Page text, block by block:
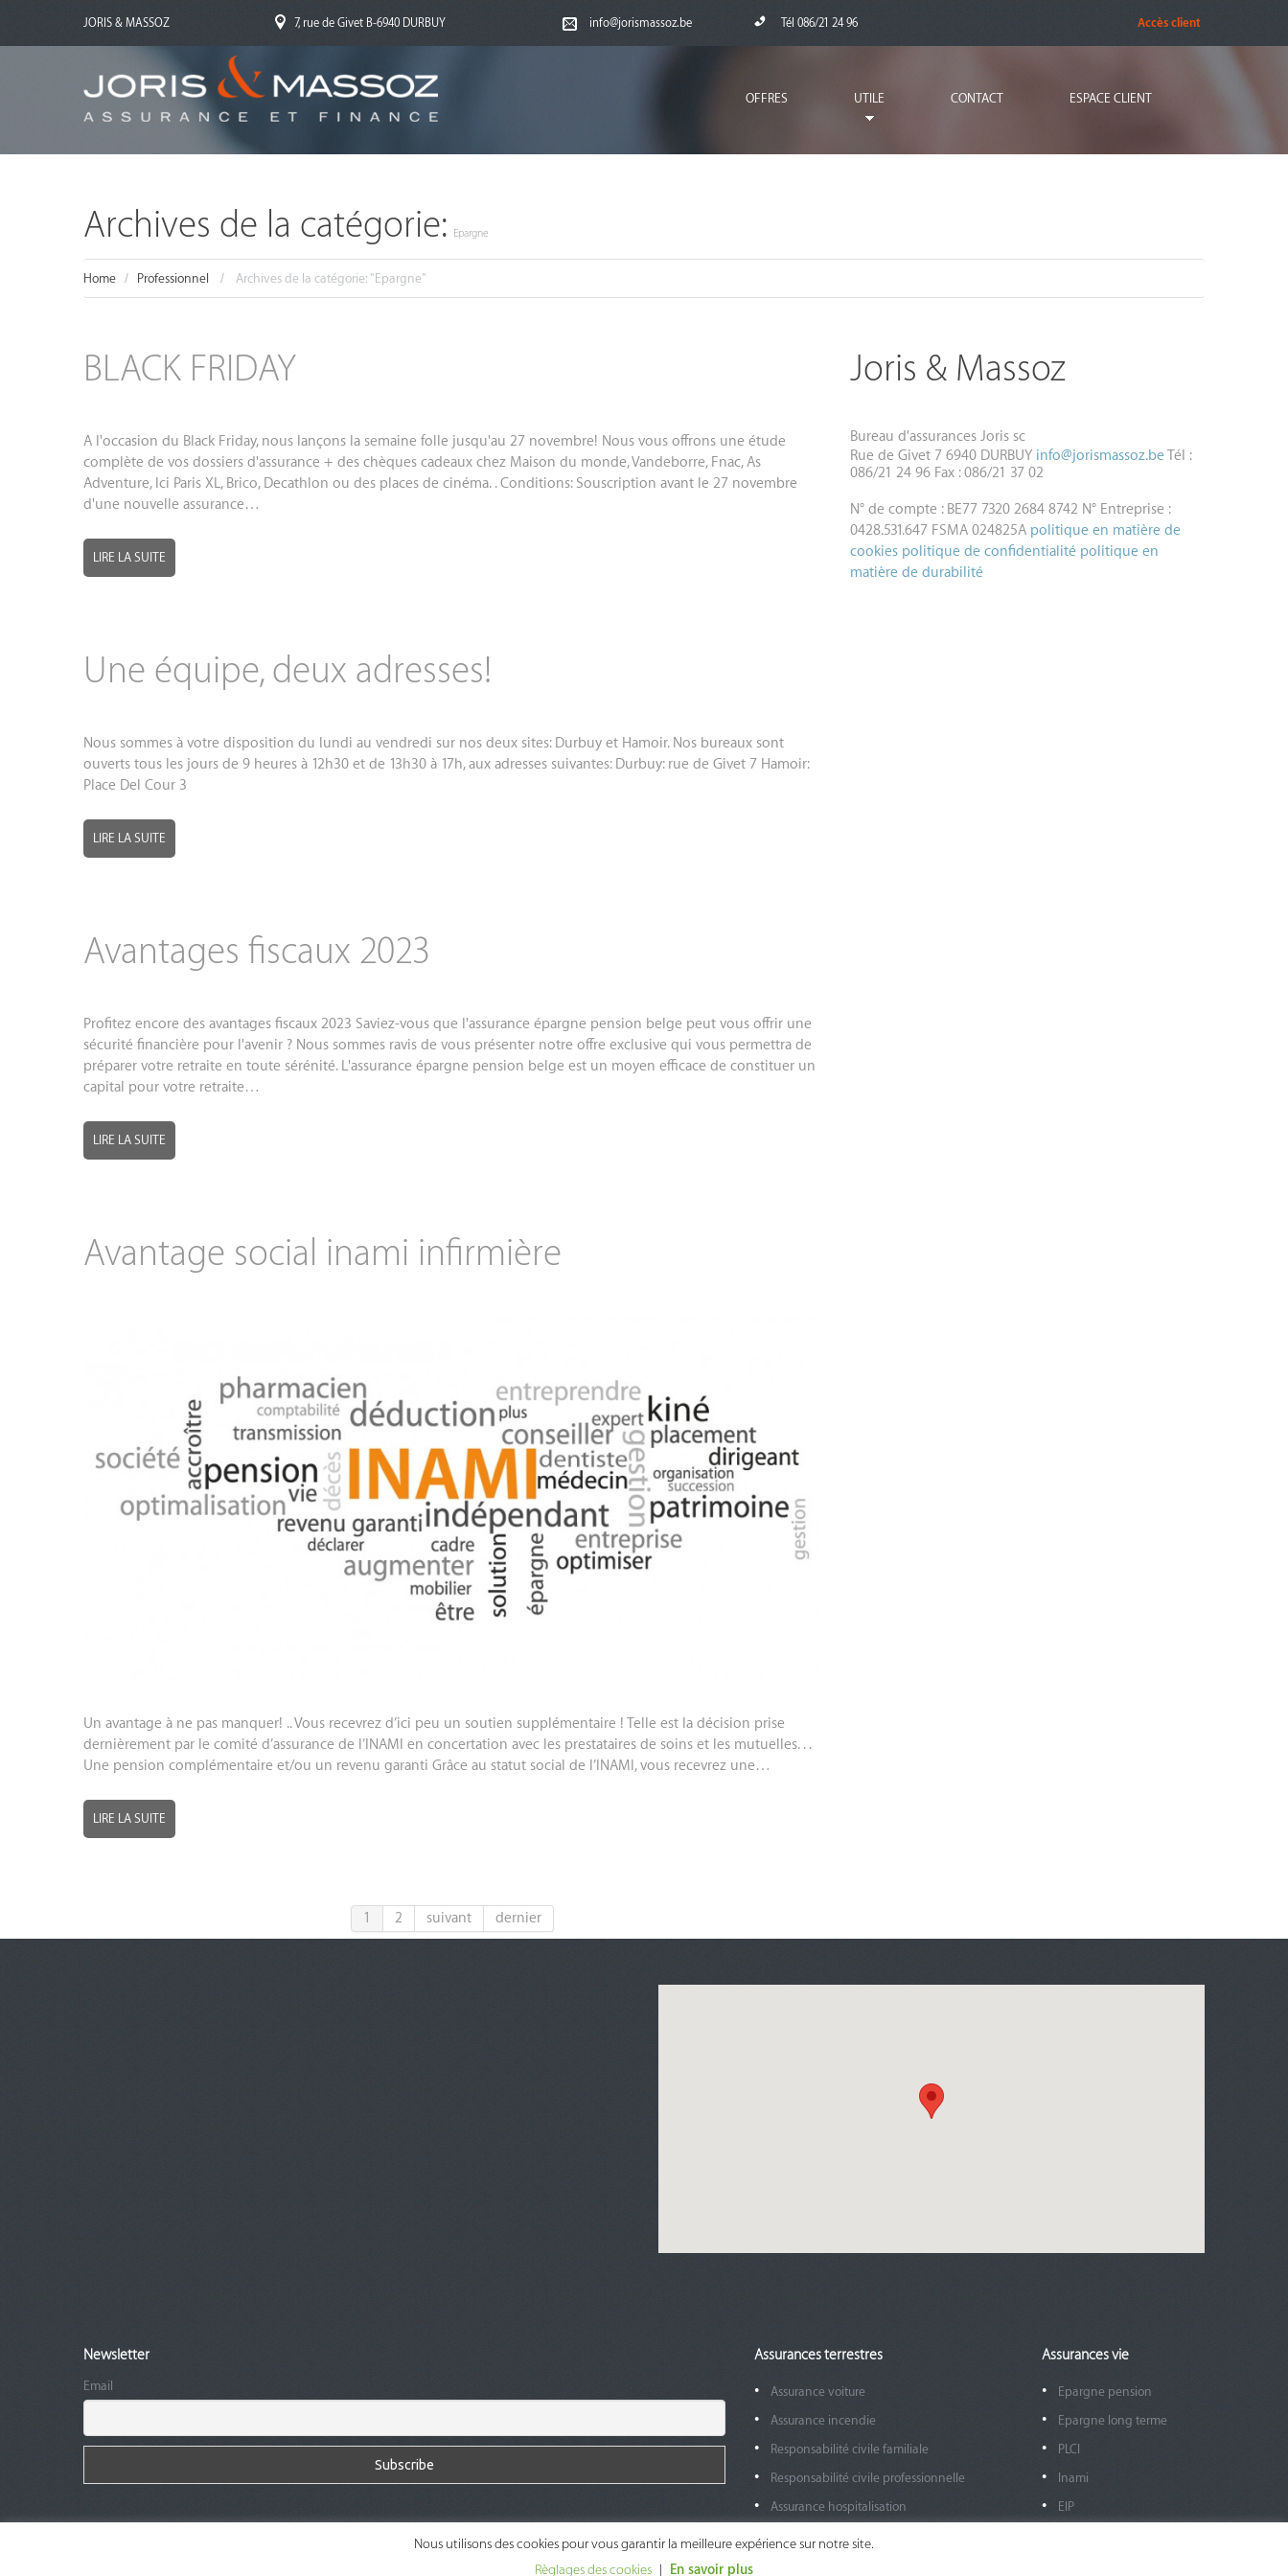
JORIS & MASSOZ 7, rue de Givet B-6940 DURBUY info@jorismassoz.be Tél 086/21 24 96 Accès client
OFFRES UTILE CONTACT ESPACE CLIENT
Archives de la catégorie: Epargne
Home Professionnel Archives de la catégorie: "Epargne"
BLACK FRIDAY
A l'occasion du Black Friday, nous lançons la semaine folle jusqu'au 27 novembre! Nous vous offrons une étude
complète de vos dossiers d'assurance + des chèques cadeaux chez Maison du monde, Vandeborre, Fnac, As
Adventure, Ici Paris XL, Brico, Decathlon ou des places de cinéma. . Conditions: Souscription avant le 27 novembre
d'une nouvelle assurance…
LIRE LA SUITE
Une équipe, deux adresses!
Nous sommes à votre disposition du lundi au vendredi sur nos deux sites: Durbuy et Hamoir. Nos bureaux sont
ouverts tous les jours de 9 heures à 12h30 et de 13h30 à 17h, aux adresses suivantes: Durbuy: rue de Givet 7 Hamoir:
Place Del Cour 3
LIRE LA SUITE
Avantages fiscaux 2023
Profitez encore des avantages fiscaux 2023 Saviez-vous que l'assurance épargne pension belge peut vous offrir une
sécurité financière pour l'avenir ? Nous sommes ravis de vous présenter notre offre exclusive qui vous permettra de
préparer votre retraite en toute sérénité. L'assurance épargne pension belge est un moyen efficace de constituer un
capital pour votre retraite…
LIRE LA SUITE
Avantage social inami infirmière
Un avantage à ne pas manquer! .. Vous recevrez d’ici peu un soutien supplémentaire ! Telle est la décision prise
dernièrement par le comité d’assurance de l’INAMI en concertation avec les prestataires de soins et les mutuelles. . .
Une pension complémentaire et/ou un revenu garanti Grâce au statut social de l’INAMI, vous recevrez une…
LIRE LA SUITE
1 2 suivant dernier
Joris & Massoz
Bureau d'assurances Joris sc
Rue de Givet 7 6940 DURBUY info@jorismassoz.beTél :
086/21 24 96 Fax : 086/21 37 02
N° de compte : BE77 7320 2684 8742 N° Entreprise :
0428.531.647 FSMA 024825A politique en matière de
cookies politique de confidentialité politique en
matière de durabilité
Newsletter
Email
Assurances terrestres
Assurance voiture
Assurance incendie
Responsabilité civile familiale
Responsabilité civile professionnelle
Assurance hospitalisation
Assurances vie
Epargne pension
Epargne long terme
PLCI
Inami
EIP
Nous utilisons des cookies pour vous garantir la meilleure expérience sur notre site.
Règlages des cookies
En savoir plus